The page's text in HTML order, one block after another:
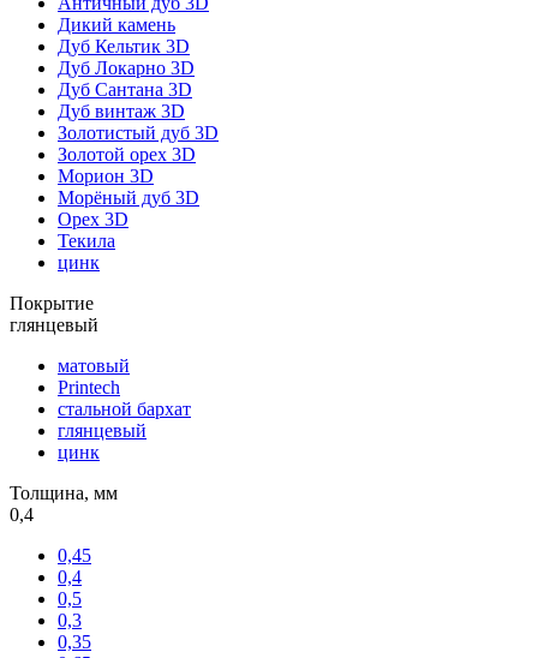
Дикий камень
Дуб Кельтик 3D
Дуб Локарно 3D
Дуб Сантана 3D
Дуб винтаж 3D
Золотистый дуб 3D
Золотой орех 3D
Морион 3D
Морёный дуб 3D
Орех 3D
Текила
цинк
Покрытие
глянцевый
матовый
Printech
стальной бархат
глянцевый
цинк
Толщина, мм
0,4
0,45
0,4
0,5
0,3
0,35